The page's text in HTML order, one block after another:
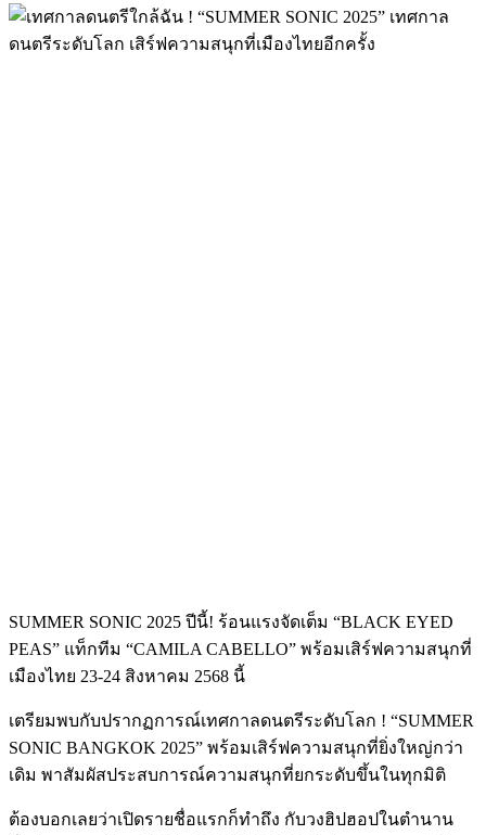
SUMMER SONIC 2025 ปีนี้! ร้อนแรงจัดเต็ม “BLACK EYED
PEAS” แท็กทีม “CAMILA CABELLO” พร้อมเสิร์ฟความสนุกที่
เมืองไทย 23-24 สิงหาคม 2568 นี้
เตรียมพบกับปรากฏการณ์เทศกาลดนตรีระดับโลก ! “SUMMER
SONIC BANGKOK 2025” พร้อมเสิร์ฟความสนุกที่ยิ่งใหญ่กว่า
เดิม พาสัมผัสประสบการณ์ความสนุกที่ยกระดับขึ้นในทุกมิติ
ต้องบอกเลยว่าเปิดรายชื่อแรกก็ทำถึง กับวงฮิปฮอปในตำนาน